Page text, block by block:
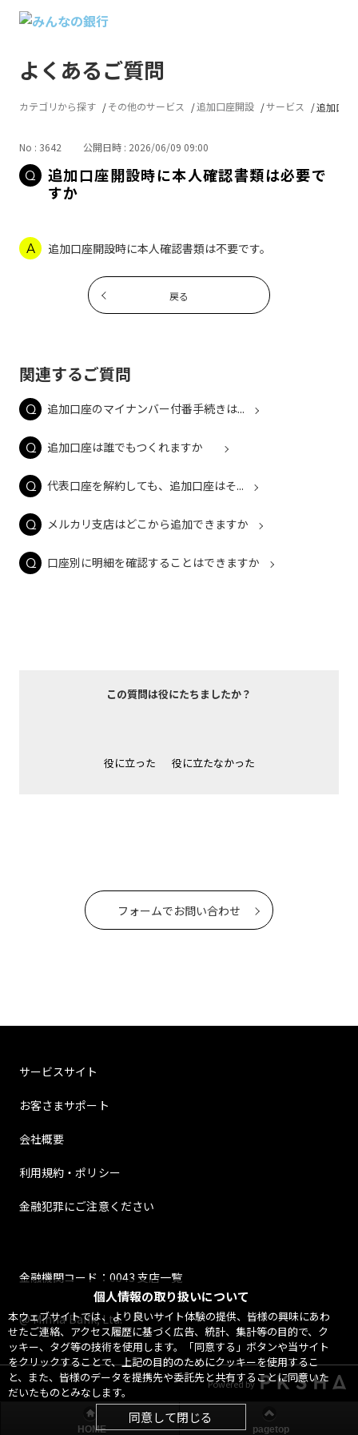
よくあるご質問
個人情報の取り扱いについて
本ウェブサイトでは、より良いサイト体験の提供、皆様の興味にあわ
せたご連絡、アクセス履歴に基づく広告、統計、集計等の目的で、ク
ッキー、タグ等の技術を使用します。「同意する」ボタンや当サイト
をクリックすることで、上記の目的のためにクッキーを使用するこ
と、また、皆様のデータを提携先や委託先と共有することに同意いた
だいたものとみなします。
同意して閉じる
カテゴリから探す その他のサービス 追加口座開設 サービス 追加口座
No : 3642 公開日時 : 2026/06/09 09:00
追加口座開設時に本人確認書類は必要で
すか
追加口座開設時に本人確認書類は不要です。
戻る
関連するご質問
追加口座のマイナンバー付番手続きは...
追加口座は誰でもつくれますか
代表口座を解約しても、追加口座はそ...
メルカリ支店はどこから追加できますか
口座別に明細を確認することはできますか
この質問は役にたちましたか？
役に立った 役に立たなかった
フォームでお問い合わせ
サービスサイト
お客さまサポート
会社概要
利用規約・ポリシー
金融犯罪にご注意ください
金融機関コード：0043 支店一覧
@ Minna Bank, Ltd.
Powered by
HOME pagetop